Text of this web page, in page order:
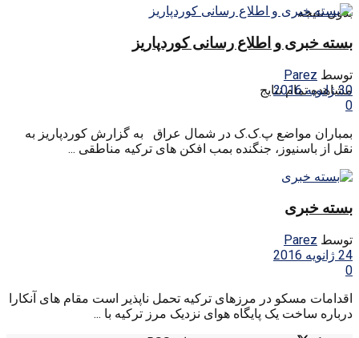
بدون نتیجه
مشاهده تمام نتایج
بسته خبری و اطلاع رسانی کوردپاریز
توسط Parez
30 ژانویه 2016
0
بمباران مواضع پ.ک.ک در شمال عراق به گزارش کوردپاریز به
نقل از باسنیوز، جنگنده بمب افکن های ترکیه مناطقی ...
بسته خبری
توسط Parez
24 ژانویه 2016
0
اقدامات مسکو در مرزهای ترکیه تحمل ناپذیر است مقام های آنکارا
درباره ساخت یک پایگاه هوای نزدیک مرز ترکیه با ...